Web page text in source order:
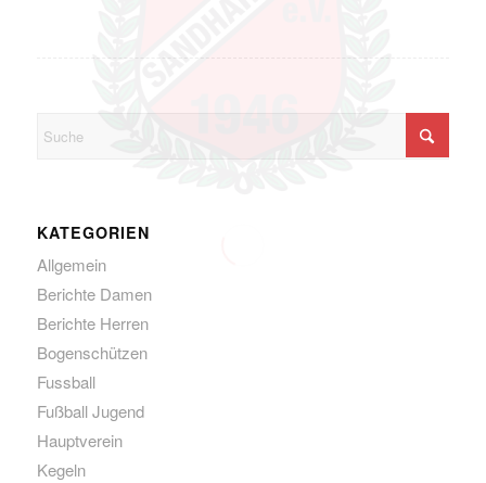
KATEGORIEN
Allgemein
Berichte Damen
Berichte Herren
Bogenschützen
Fussball
Fußball Jugend
Hauptverein
Kegeln